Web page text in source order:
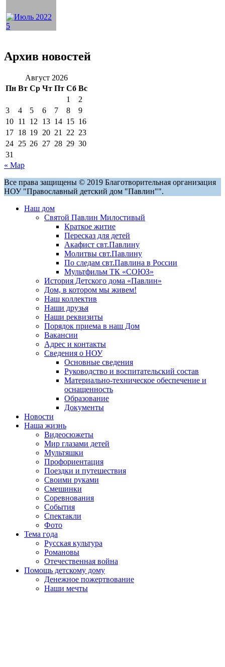
Архив новостей
Август 2026
Пн Вт Ср Чт Пт Сб Вс
1
2
3
4 5 6 7 8
9
10 11 12 13 14 15 16
17 18 19 20 21 22 23
24 25 26 27 28 29 30
31
« Мар
Все права защищены © 2019 Благотворительная организация
НОУ "Православный детский дом "Павлин"".
Наш дом
Святой Павлин Милостивый
Краткое житие
Пересказ для детей
Акафист свт.Павлину
Молитвы свт.Павлину
По следам свт.Павлина в России
Мультфильм ТК «СОЮЗ»
История Детского дома «Павлин»
Дом, в котором мы живем!
Наш коллектив
Наши друзья
Наши реквизиты
Порядок приема в наш Дом
Вакансии
Адрес и контакты
Сведения о НОУ
Основные сведения
Руководство и воспитательский состав
Материально-техническое обеспечение и
оснащенность
Образование
Документы
Новости
Наша жизнь
Видеосюжеты
Мир глазами детей
Мультяшки
Профориентация
Поездки и путешествия
Своими руками
Смешинки
Соревнования
События
Спектакли
Фото
Тема года
Русская культура
Романовы
Отечественная война
Помощь детскому дому
Денежное пожертвование
Наши мечты